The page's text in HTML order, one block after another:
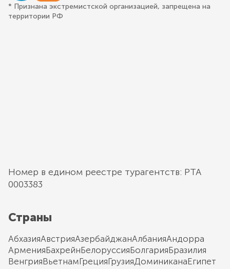
* Признана экстремистской организацией, запрещена на
территории РФ
Номер в едином реестре турагентств: РТА
0003383
Страны
АбхазияАвстрияАзербайджанАлбанияАндорра
АрменияБахрейнБелоруссияБолгарияБразилия
ВенгрияВьетнамГрецияГрузияДоминиканаЕгипет